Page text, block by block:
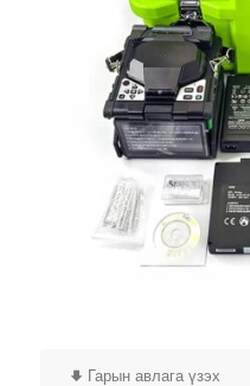
Гарын авлага үзэх